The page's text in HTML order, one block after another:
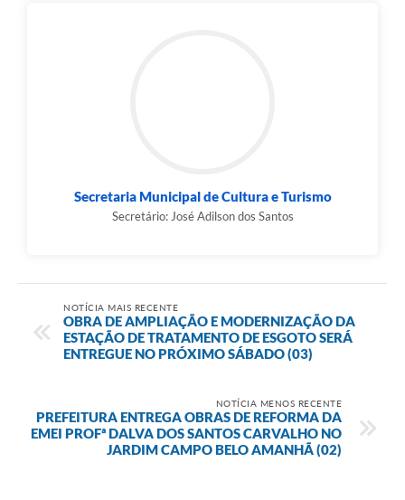
Secretaria Municipal de Cultura e Turismo
Secretário: José Adilson dos Santos
NOTÍCIA MAIS RECENTE
OBRA DE AMPLIAÇÃO E MODERNIZAÇÃO DA
ESTAÇÃO DE TRATAMENTO DE ESGOTO SERÁ
ENTREGUE NO PRÓXIMO SÁBADO (03)
NOTÍCIA MENOS RECENTE
PREFEITURA ENTREGA OBRAS DE REFORMA DA
EMEI PROFª DALVA DOS SANTOS CARVALHO NO
JARDIM CAMPO BELO AMANHÃ (02)